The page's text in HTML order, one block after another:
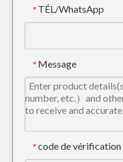
* TÉL/WhatsApp
* Message
* code de vérification